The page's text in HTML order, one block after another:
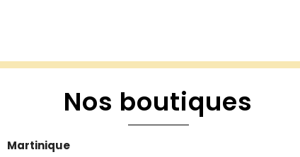
Nos boutiques
Martinique